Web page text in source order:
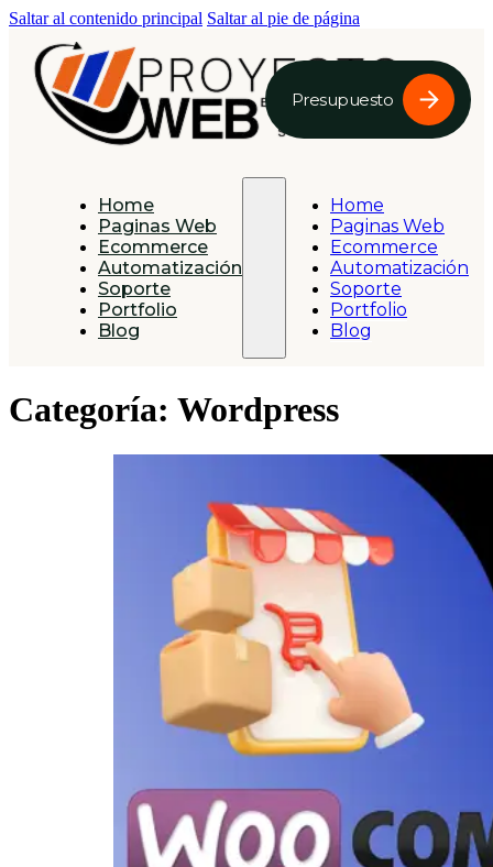
Saltar al contenido principal Saltar al pie de página
Presupuesto
Home
Paginas Web
Ecommerce
Automatización
Soporte
Portfolio
Blog
Home
Paginas Web
Ecommerce
Automatización
Soporte
Portfolio
Blog
Categoría: Wordpress